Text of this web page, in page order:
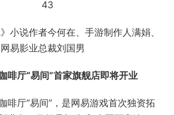
，并在年度盛典现场体验区，为游戏
啡厅的店面及概念，公布易间咖啡厅
州开业。
游戏市场总经理吴鑫鑫